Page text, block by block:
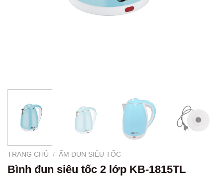
TRANG CHỦ / ẤM ĐUN SIÊU TỐC
Bình đun siêu tốc 2 lớp KB-1815TL